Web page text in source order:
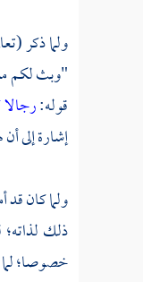
ولما ذكر
"وبث لكم
قوله:
إشارة إلى
ولما كان قد
ذلك
خصوصا؛ لما